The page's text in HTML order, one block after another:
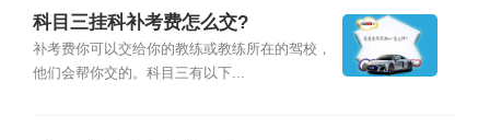
科目三挂科补考费怎么交?
补考费你可以交给你的教练或教练所在的驾校，
他们会帮你交的。科目三有以下...